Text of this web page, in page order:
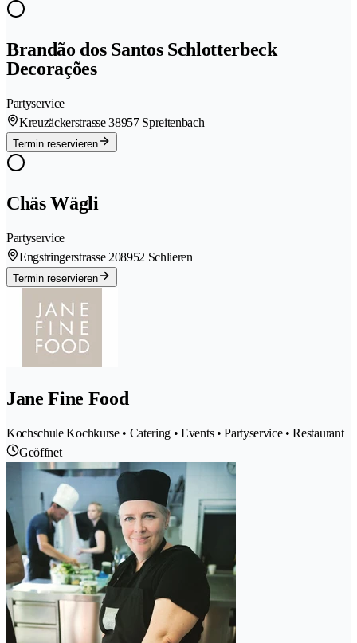
Brandão dos Santos Schlotterbeck
Decorações
Partyservice
Kreuzäckerstrasse 38957 Spreitenbach
Termin reservieren
Chäs Wägli
Partyservice
Engstringerstrasse 208952 Schlieren
Termin reservieren
Jane Fine Food
Kochschule Kochkurse • Catering • Events • Partyservice • Restaurant
Geöffnet